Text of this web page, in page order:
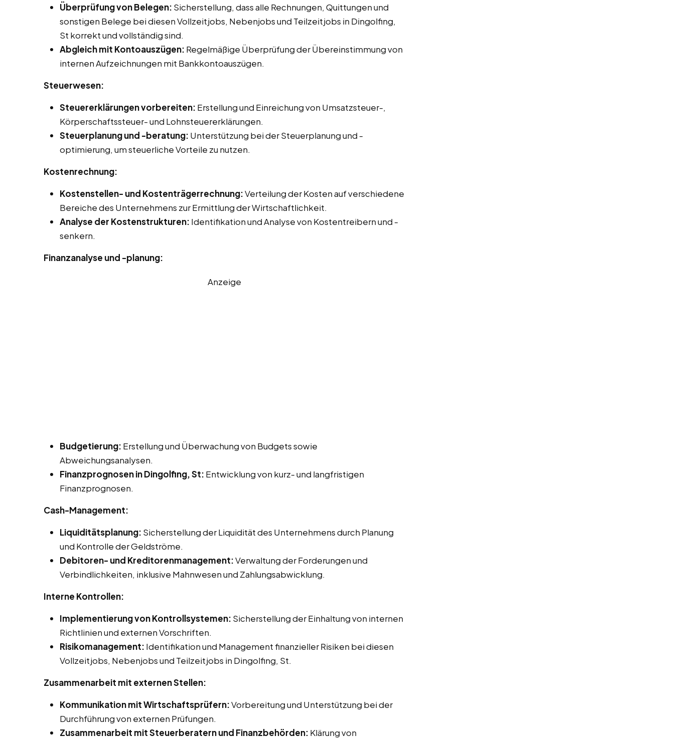
Überprüfung von Belegen: Sicherstellung, dass alle Rechnungen, Quittungen und
sonstigen Belege bei diesen Vollzeitjobs, Nebenjobs und Teilzeitjobs in Dingolfing,
St korrekt und vollständig sind.
Abgleich mit Kontoauszügen: Regelmäßige Überprüfung der Übereinstimmung von
internen Aufzeichnungen mit Bankkontoauszügen.
Steuerwesen:
Steuererklärungen vorbereiten: Erstellung und Einreichung von Umsatzsteuer-,
Körperschaftssteuer- und Lohnsteuererklärungen.
Steuerplanung und -beratung: Unterstützung bei der Steuerplanung und -
optimierung, um steuerliche Vorteile zu nutzen.
Kostenrechnung:
Kostenstellen- und Kostenträgerrechnung:Verteilung der Kosten auf verschiedene
Bereiche des Unternehmens zur Ermittlung der Wirtschaftlichkeit.
Analyse der Kostenstrukturen: Identifikation und Analyse von Kostentreibern und -
senkern.
Finanzanalyse und -planung:
Anzeige
Budgetierung: Erstellung und Überwachung von Budgets sowie
Abweichungsanalysen.
Finanzprognosen in Dingolfing, St: Entwicklung von kurz- und langfristigen
Finanzprognosen.
Cash-Management:
Liquiditätsplanung: Sicherstellung der Liquidität des Unternehmens durch Planung
und Kontrolle der Geldströme.
Debitoren- und Kreditorenmanagement:Verwaltung der Forderungen und
Verbindlichkeiten, inklusive Mahnwesen und Zahlungsabwicklung.
Interne Kontrollen:
Implementierung von Kontrollsystemen: Sicherstellung der Einhaltung von internen
Richtlinien und externen Vorschriften.
Risikomanagement: Identifikation und Management finanzieller Risiken bei diesen
Vollzeitjobs, Nebenjobs und Teilzeitjobs in Dingolfing, St.
Zusammenarbeit mit externen Stellen:
Kommunikation mit Wirtschaftsprüfern:Vorbereitung und Unterstützung bei der
Durchführung von externen Prüfungen.
Zusammenarbeit mit Steuerberatern und Finanzbehörden: Klärung von